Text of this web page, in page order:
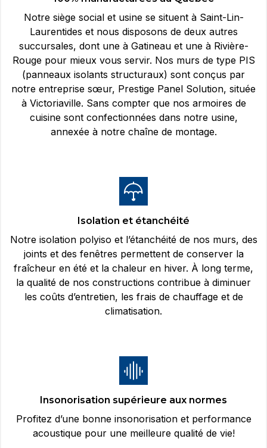
Notre siège social et usine se situent à Saint-Lin-
Laurentides et nous disposons de deux autres
succursales, dont une à Gatineau et une à Rivière-
Rouge pour mieux vous servir. Nos murs de type PIS
(panneaux isolants structuraux) sont conçus par
notre entreprise sœur, Prestige Panel Solution, située
à Victoriaville. Sans compter que nos armoires de
cuisine sont confectionnées dans notre usine,
annexée à notre chaîne de montage.
Isolation et étanchéité
Notre isolation polyiso et l’étanchéité de nos murs, des
joints et des fenêtres permettent de conserver la
fraîcheur en été et la chaleur en hiver. À long terme,
la qualité de nos constructions contribue à diminuer
les coûts d’entretien, les frais de chauffage et de
climatisation.
Insonorisation supérieure aux normes
Profitez d’une bonne insonorisation et performance
acoustique pour une meilleure qualité de vie!